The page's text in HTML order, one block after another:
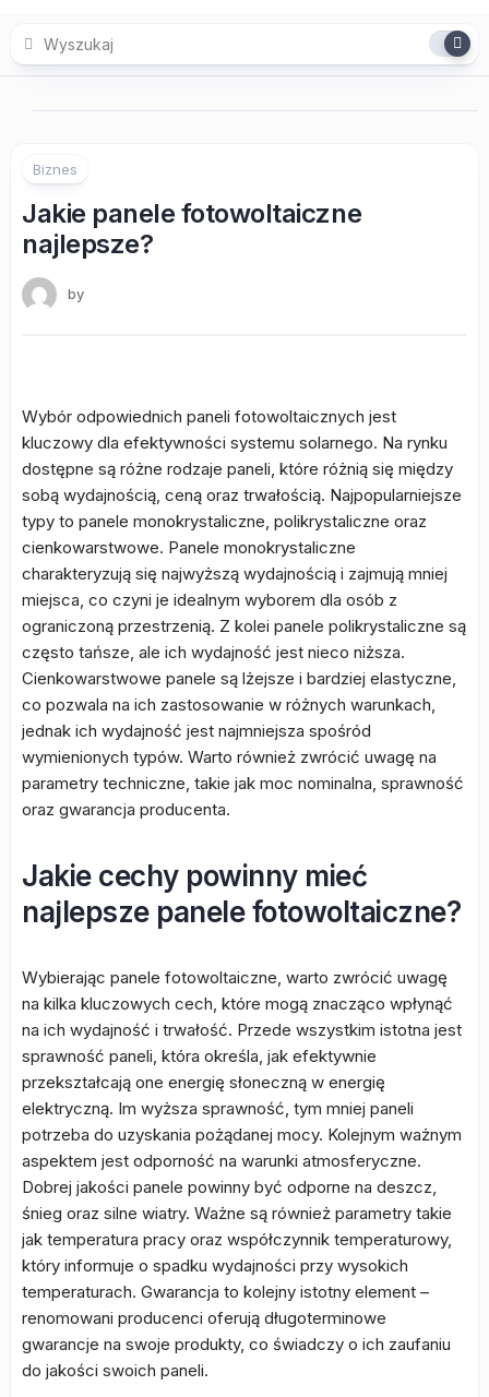
content
Biznes
Jakie panele fotowoltaiczne
najlepsze?
by
Wybór odpowiednich paneli fotowoltaicznych jest
kluczowy dla efektywności systemu solarnego. Na rynku
dostępne są różne rodzaje paneli, które różnią się między
sobą wydajnością, ceną oraz trwałością. Najpopularniejsze
typy to panele monokrystaliczne, polikrystaliczne oraz
cienkowarstwowe. Panele monokrystaliczne
charakteryzują się najwyższą wydajnością i zajmują mniej
miejsca, co czyni je idealnym wyborem dla osób z
ograniczoną przestrzenią. Z kolei panele polikrystaliczne są
często tańsze, ale ich wydajność jest nieco niższa.
Cienkowarstwowe panele są lżejsze i bardziej elastyczne,
co pozwala na ich zastosowanie w różnych warunkach,
jednak ich wydajność jest najmniejsza spośród
wymienionych typów. Warto również zwrócić uwagę na
parametry techniczne, takie jak moc nominalna, sprawność
oraz gwarancja producenta.
Jakie cechy powinny mieć
najlepsze panele fotowoltaiczne?
Wybierając panele fotowoltaiczne, warto zwrócić uwagę
na kilka kluczowych cech, które mogą znacząco wpłynąć
na ich wydajność i trwałość. Przede wszystkim istotna jest
sprawność paneli, która określa, jak efektywnie
przekształcają one energię słoneczną w energię
elektryczną. Im wyższa sprawność, tym mniej paneli
potrzeba do uzyskania pożądanej mocy. Kolejnym ważnym
aspektem jest odporność na warunki atmosferyczne.
Dobrej jakości panele powinny być odporne na deszcz,
śnieg oraz silne wiatry. Ważne są również parametry takie
jak temperatura pracy oraz współczynnik temperaturowy,
który informuje o spadku wydajności przy wysokich
temperaturach. Gwarancja to kolejny istotny element –
renomowani producenci oferują długoterminowe
gwarancje na swoje produkty, co świadczy o ich zaufaniu
do jakości swoich paneli.